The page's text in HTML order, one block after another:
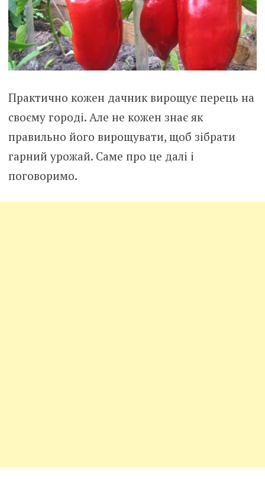
Практично кожен дачник вирощує перець на
своєму городі. Але не кожен знає як
правильно його вирощувати, щоб зібрати
гарний урожай. Саме про це далі і
поговоримо.